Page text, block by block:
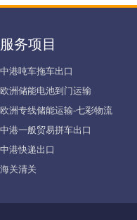
服务项目
中港吨车拖车出口
欧洲储能电池到门运输
欧洲专线储能运输-七彩物流
中港一般贸易拼车出口
中港快递出口
海关清关